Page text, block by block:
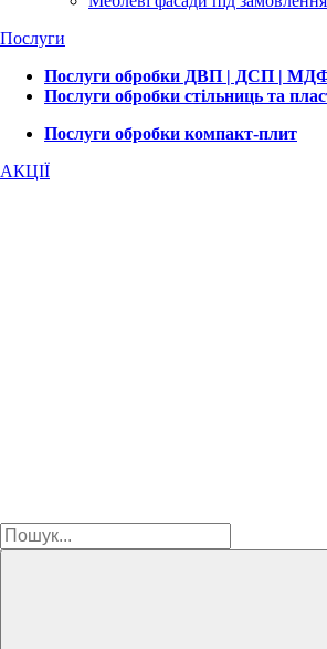
Послуги
Послуги обробки ДВП | ДСП |
Послуги обробки стільниць та
Послуги обробки компакт-плит
АКЦІЇ